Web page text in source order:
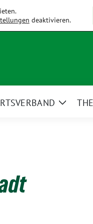
Zeige
deaktivieren.